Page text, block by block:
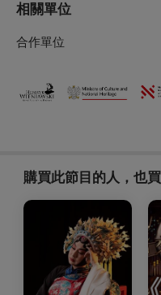
相關單位
合作單位
購買此節目的人，也